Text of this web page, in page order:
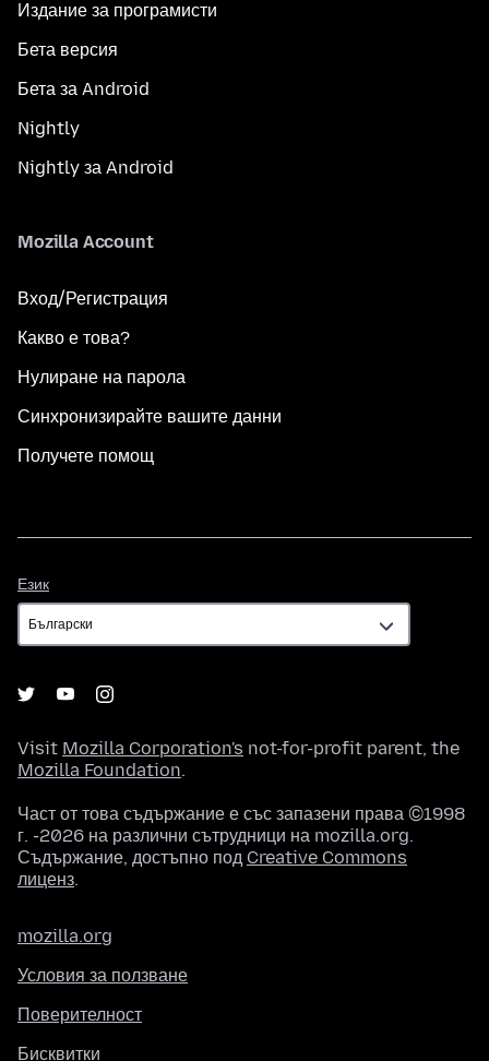
Издание за програмисти
Бета версия
Бета за Android
Nightly
Nightly за Android
Mozilla Account
Вход/Регистрация
Какво е това?
Нулиране на парола
Синхронизирайте вашите данни
Получете помощ
Език
Visit Mozilla Corporation's not-for-profit parent, the
Mozilla Foundation.
Част от това съдържание е със запазени права ©1998
г. -2026 на различни сътрудници на mozilla.org.
Съдържание, достъпно под Creative Commons
лиценз.
mozilla.org
Условия за ползване
Поверителност
Бисквитки